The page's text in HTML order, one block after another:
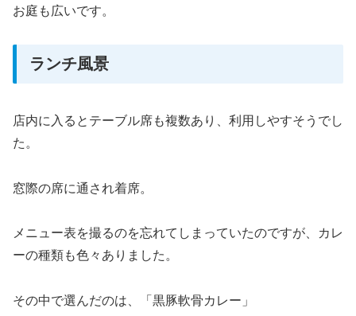
お庭も広いです。
ランチ風景
店内に入るとテーブル席も複数あり、利用しやすそうでし
た。
窓際の席に通され着席。
メニュー表を撮るのを忘れてしまっていたのですが、カレ
ーの種類も色々ありました。
その中で選んだのは、「黒豚軟骨カレー」